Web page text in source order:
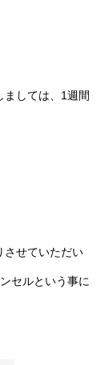
しては、1週間
させていただい
セルという事に